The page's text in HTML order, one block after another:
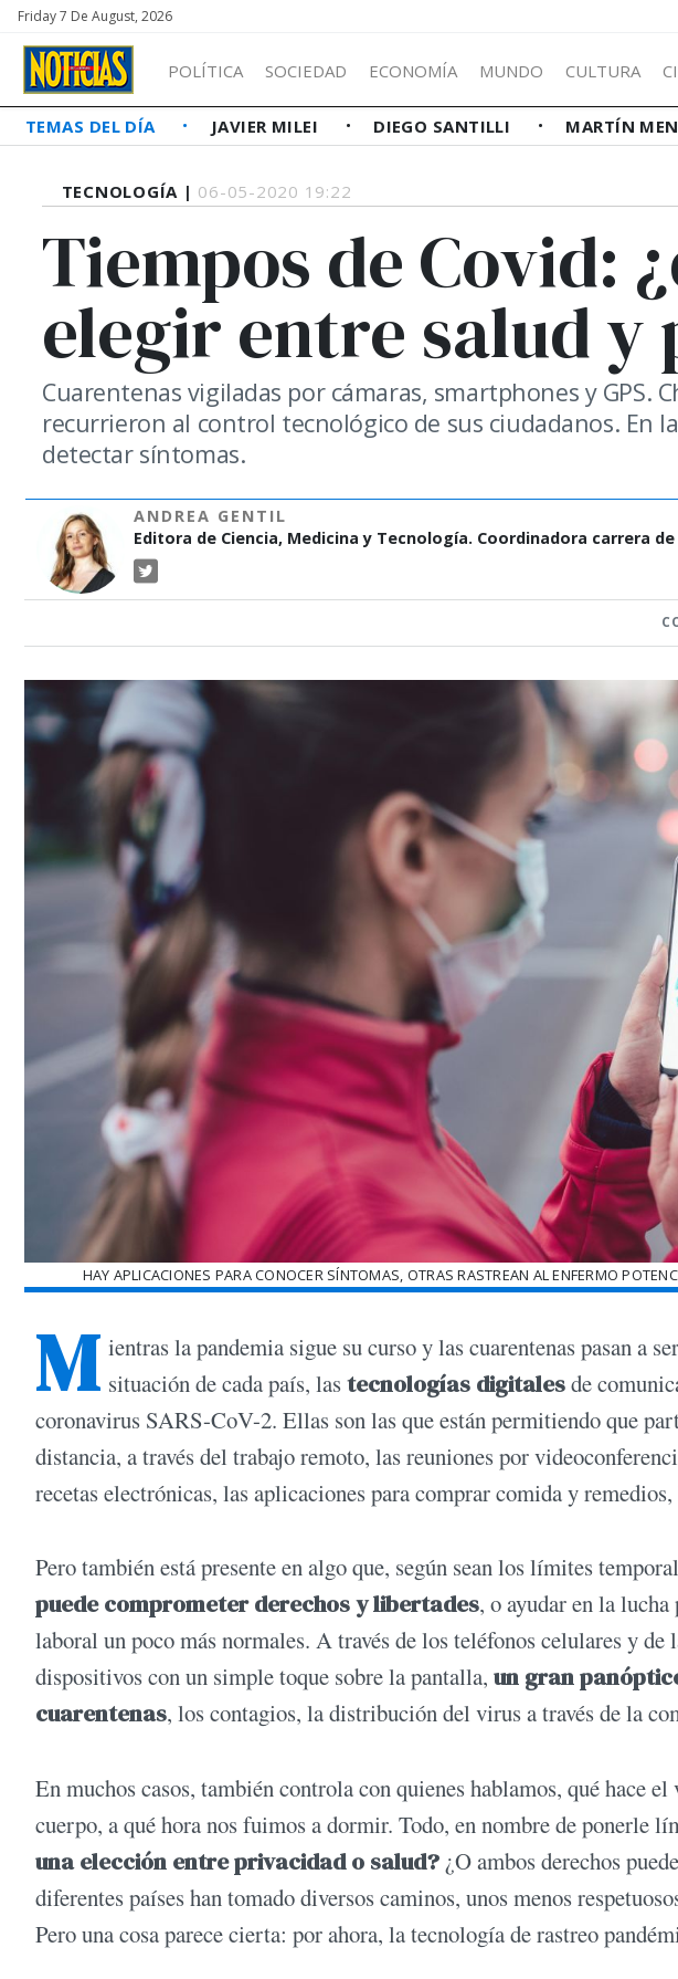
Friday 7 De August, 2026
POLÍTICA SOCIEDAD ECONOMÍA MUNDO CULTURA
TEMAS DEL DÍA JAVIER MILEI DIEGO SANTILLI MARTÍN
TECNOLOGÍA | 06-05-2020 19:22
Tiempos de Covid:
elegir entre salud y
Cuarentenas vigiladas por cámaras, smartphones y GPS.
recurrieron al control tecnológico de sus ciudadanos. En
detectar síntomas.
ANDREA GENTIL
Editora de Ciencia, Medicina y Tecnología. Coordinadora carrera
HAY APLICACIONES PARA CONOCER SÍNTOMAS, OTRAS RASTREAN AL ENFERMO
M ientras la pandemia sigue su curso y las cuarentenas pasan a
situación de cada país, lastecnologías digitalesde
coronavirus SARS-CoV-2. Ellas son las que están permitiendo que
distancia, a través del trabajo remoto, las reuniones por
recetas electrónicas, las aplicaciones para comprar comida y
Pero también está presente en algo que, según sean los límites
puede comprometer derechos y libertades, o ayudar en la
laboral un poco más normales. A través de los teléfonos celulares y de
dispositivos con un simple toque sobre la pantalla, un gran
cuarentenas, los contagios, la distribución del virus a través de la
En muchos casos, también controla con quienes hablamos, qué hace
cuerpo, a qué hora nos fuimos a dormir. Todo, en nombre de ponerle
una elección entre privacidad o salud? ¿O ambos derechos
diferentes países han tomado diversos caminos, unos menos
Pero una cosa parece cierta: por ahora, la tecnología de rastreo